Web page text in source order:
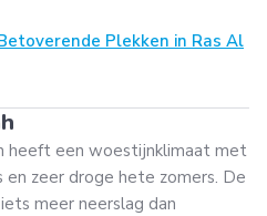
Plekken in Ras Al
heeft een woestijnklimaat met
zeer droge hete zomers. De
meer neerslag dan